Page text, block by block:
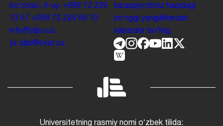
koʻchasi, 4-uy. +998 72 226
13 57 +998 72 226 68 10
info@jdpu.uz
jiz.jdpi@exat.uz
taraqqiyotimiz haqidagi
soʻnggi yangiliklardan
xabardor boʻling.
Universitetning rasmiy nomi oʻzbek tilida: